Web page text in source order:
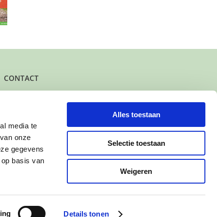
media te
onze
gegevens
basis van
Details tonen
Alles toestaan
Selectie toestaan
Weigeren
warm
CONTACT
Het kantoor- en postadres van Buurtgezinnen is:
KvK-nummer: 61625078
IBAN: NL95 INGB 0006 7343 78
Contact